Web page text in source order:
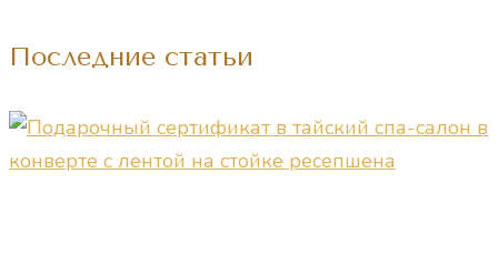
Последние статьи